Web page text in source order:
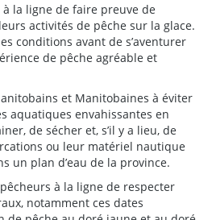
la ligne de faire preuve de
activités de pêche sur la glace.
conditions avant de s’aventurer
de pêche agréable et
et Manitobaines à éviter
aquatiques envahissantes en
de sécher et, s’il y a lieu, de
ou leur matériel nautique
un plan d’eau de la province.
à la ligne de respecter
notamment ces dates